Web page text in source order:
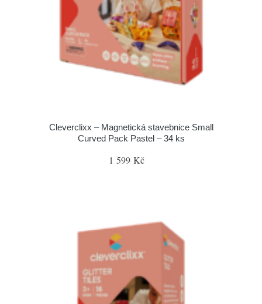
Cleverclixx – Magnetická stavebnice Small
Curved Pack Pastel – 34 ks
1 599 Kč